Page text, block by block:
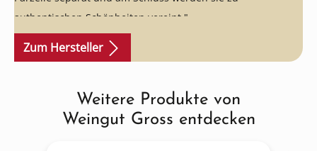
authentischen Schönheiten vereint."
Zum Hersteller
Produktgalerie überspringen
Weitere Produkte von
Weingut Gross entdecken